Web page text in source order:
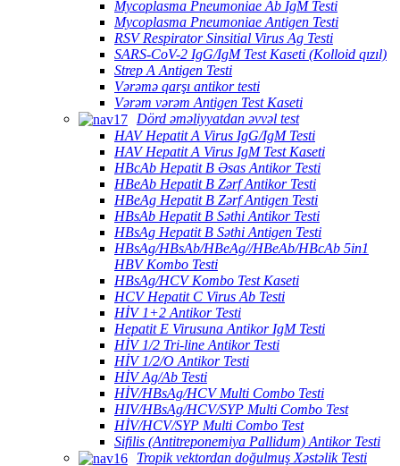
Mycoplasma Pneumoniae Ab IgM Testi
Mycoplasma Pneumoniae Antigen Testi
RSV Respirator Sinsitial Virus Ag Testi
SARS-CoV-2 IgG/IgM Test Kaseti (Kolloid qızıl)
Strep A Antigen Testi
Vərəmə qarşı antikor testi
Vərəm vərəm Antigen Test Kaseti
Dörd əməliyyatdan əvvəl test
HAV Hepatit A Virus IgG/IgM Testi
HAV Hepatit A Virus IgM Test Kaseti
HBcAb Hepatit B Əsas Antikor Testi
HBeAb Hepatit B Zərf Antikor Testi
HBeAg Hepatit B Zərf Antigen Testi
HBsAb Hepatit B Səthi Antikor Testi
HBsAg Hepatit B Səthi Antigen Testi
HBsAg/HBsAb/HBeAg//HBeAb/HBcAb 5in1
HBV Kombo Testi
HBsAg/HCV Kombo Test Kaseti
HCV Hepatit C Virus Ab Testi
HİV 1+2 Antikor Testi
Hepatit E Virusuna Antikor IgM Testi
HİV 1/2 Tri-line Antikor Testi
HİV 1/2/O Antikor Testi
HİV Ag/Ab Testi
HİV/HBsAg/HCV Multi Combo Testi
HIV/HBsAg/HCV/SYP Multi Combo Test
HİV/HCV/SYP Multi Combo Test
Sifilis (Antitreponemiya Pallidum) Antikor Testi
Tropik vektordan doğulmuş Xəstəlik Testi